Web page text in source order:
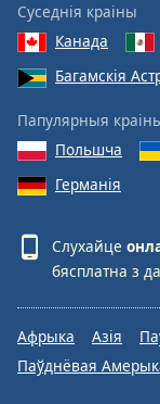
Суседнія краіны
Канада
Багамскія
Папулярныя
Польшча
Германія
Слухайце
бясплатна з
Афрыка Азія
Паўднёвая